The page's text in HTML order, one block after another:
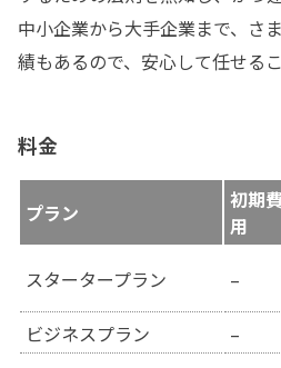
中小企業から大手企業まで、さ
績もあるので、安心して任せる
料金
プラン
初期
用
スタータープラン –
ビジネスプラン
–